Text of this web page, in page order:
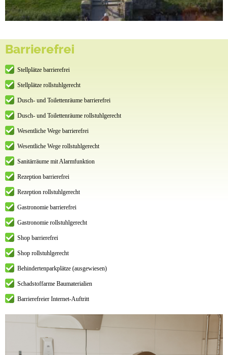
Barrierefrei
Stellplätze barrierefrei
Stellplätze rollstuhlgerecht
Dusch- und Toilettenräume barrierefrei
Dusch- und Toilettenräume rollstuhlgerecht
Wesentliche Wege barrierefrei
Wesentliche Wege rollstuhlgerecht
Sanitärräume mit Alarmfunktion
Rezeption barrierefrei
Rezeption rollstuhlgerecht
Gastronomie barrierefrei
Gastronomie rollstuhlgerecht
Shop barrierefrei
Shop rollstuhlgerecht
Behindertenparkplätze (ausgewiesen)
Schadstoffarme Baumaterialien
Barrierefreier Internet-Auftritt